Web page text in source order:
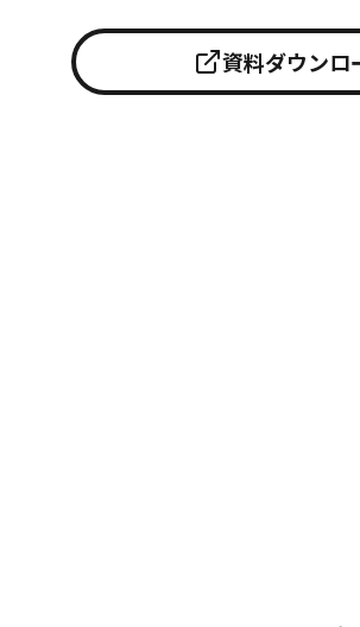
資料ダウンロ